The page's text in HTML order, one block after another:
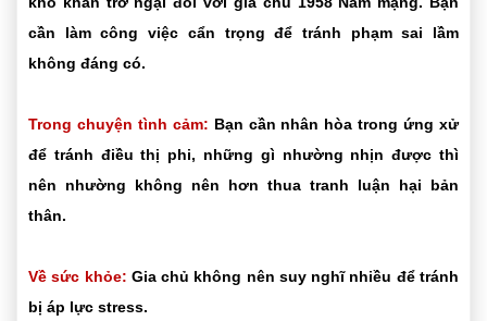
cần làm công việc cẩn trọng để tránh phạm sai lầm
không đáng có.
Trong chuyện tình cảm: Bạn cần nhân hòa trong ứng xử
để tránh điều thị phi, những gì nhường nhịn được thì
nên nhường không nên hơn thua tranh luận hại bản
thân.
Về sức khỏe: Gia chủ không nên suy nghĩ nhiều để tránh
bị áp lực stress.